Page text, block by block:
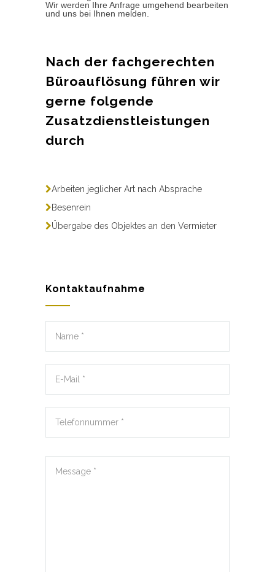
Wir werden Ihre Anfrage umgehend bearbeiten
und uns bei Ihnen melden.
Nach der fachgerechten
Büroauflösung führen wir
gerne folgende
Zusatzdienstleistungen
durch
Arbeiten jeglicher Art nach Absprache
Besenrein
Übergabe des Objektes an den Vermieter
Kontaktaufnahme